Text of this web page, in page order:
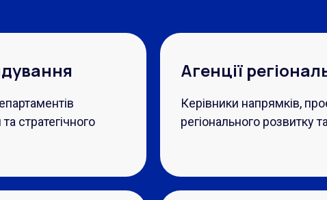
стратегічного
Агенції
Керівники напрямків,
регіонального розвитку